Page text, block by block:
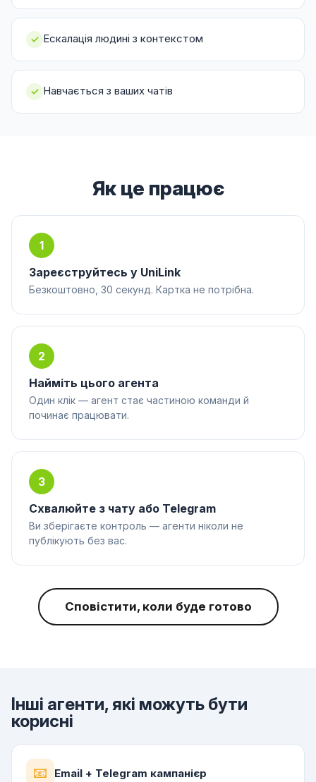
✓ Ескалація людині з контекстом
✓ Навчається з ваших чатів
Як це працює
1
Зареєструйтесь у UniLink
Безкоштовно, 30 секунд. Картка не потрібна.
2
Найміть цього агента
Один клік — агент стає частиною команди й
починає працювати.
3
Схвалюйте з чату або Telegram
Ви зберігаєте контроль — агенти ніколи не
публікують без вас.
Сповістити, коли буде готово
Інші агенти, які можуть бути
корисні
📧 Email + Telegram кампанієр